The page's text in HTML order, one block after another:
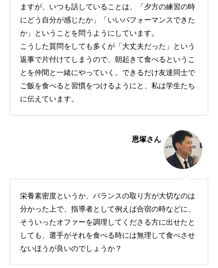
ますが、いつも話していることは、「夕方の練習の時
にどう自分が感じたか」「いいパフォーマンスできた
か」ということを問うようにしています。
こうした質問をしても多くが「大丈夫だった」という
返事で片付けてしまうので、朝起きて食べるというこ
とを仲間と一緒にやっていく。できるだけ友達同士で
ご飯を食べると習慣をつけるようにと、私は学生たち
に伝えています。
恩塚さん
栄養素密度というか、バランスの取り方が大切なのは
分かった上で、指導者として例えば合宿の時などに、
そういったオファーを調理してくださる方に出せたと
しても、選手がそれを食べる時には無理して食べさせ
ないほうが良いのでしょうか？